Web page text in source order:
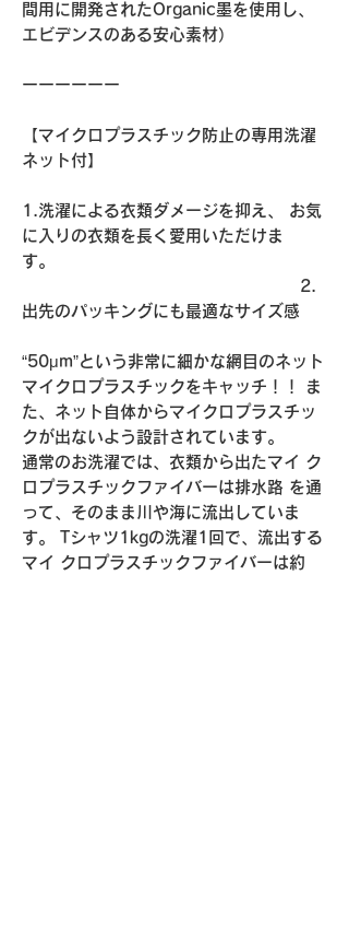
間用に開発されたOrganic墨を使用し、
エビデンスのある安心素材）
ーーーーーー
【マイクロプラスチック防止の専用洗濯
ネット付】
1.洗濯による衣類ダメージを抑え、 お気
に入りの衣類を長く愛用いただけま
す。
2.
出先のパッキングにも最適なサイズ感
“50μm”という非常に細かな網目のネット
マイクロプラスチックをキャッチ！！ ま
た、ネット自体からマイクロプラスチッ
クが出ないよう設計されています。
通常のお洗濯では、衣類から出たマイ ク
ロプラスチックファイバーは排水路 を通
って、そのまま川や海に流出していま
す。 Tシャツ1kgの洗濯1回で、流出する
マイ クロプラスチックファイバーは約